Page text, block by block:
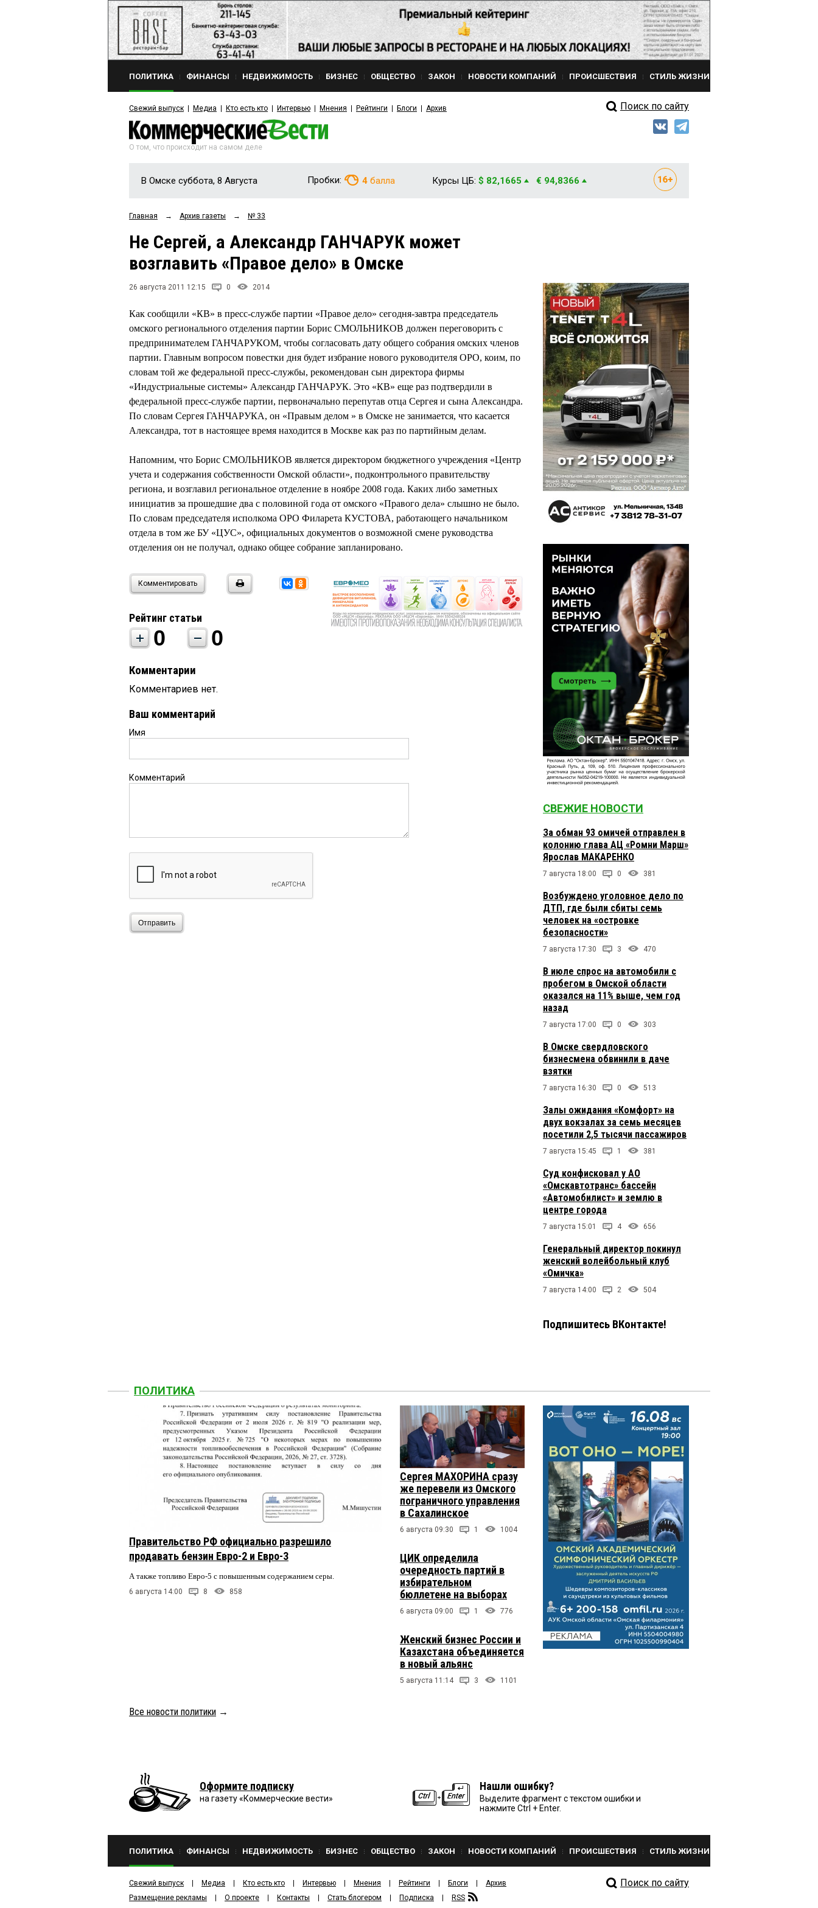
ПОЛИТИКА ФИНАНСЫ НЕДВИЖИМОСТЬ БИЗНЕС ОБЩЕСТВО ЗАКОН НОВОСТИ КОМПАНИЙ ПРОИСШЕСТВИЯ СТИЛЬ ЖИЗНИ
Свежий выпуск Медиа Кто есть кто Интервью Мнения Рейтинги Блоги Архив Поиск по сайту
О том, что происходит на самом деле
В Омске суббота, 8 Августа Пробки: 4 балла Курсы ЦБ: $ 82,1665 € 94,8366
Главная → Архив газеты → № 33
Не Сергей, а Александр ГАНЧАРУК может
возглавить «Правое дело» в Омске
26 августа 2011 12:15 0 2014
Как сообщили «КВ» в пресс-службе партии «Правое дело» сегодня-завтра председатель
омского регионального отделения партии Борис СМОЛЬНИКОВ должен переговорить с
предпринимателем ГАНЧАРУКОМ, чтобы согласовать дату общего собрания омских членов
партии. Главным вопросом повестки дня будет избрание нового руководителя ОРО, коим, по
словам той же федеральной пресс-службы, рекомендован сын директора фирмы
«Индустриальные системы» Александр ГАНЧАРУК. Это «КВ» еще раз подтвердили в
федеральной пресс-службе партии, первоначально перепутав отца Сергея и сына Александра.
По словам Сергея ГАНЧАРУКА, он «Правым делом » в Омске не занимается, что касается
Александра, тот в настоящее время находится в Москве как раз по партийным делам.
Напомним, что Борис СМОЛЬНИКОВ является директором бюджетного учреждения «Центр
учета и содержания собственности Омской области», подконтрольного правительству
региона, и возглавил региональное отделение в ноябре 2008 года. Каких либо заметных
инициатив за прошедшие два с половиной года от омского «Правого дела» слышно не было.
По словам председателя исполкома ОРО Филарета КУСТОВА, работающего начальником
отдела в том же БУ «ЦУС», официальных документов о возможной смене руководства
отделения он не получал, однако общее собрание запланировано.
Комментировать
Рейтинг статьи
0 0
Комментарии
Комментариев нет.
Ваш комментарий
Имя
Комментарий
Отправить
СВЕЖИЕ НОВОСТИ
За обман 93 омичей отправлен в
колонию глава АЦ «Ромни Марш»
Ярослав МАКАРЕНКО
7 августа 18:00 0 381
Возбуждено уголовное дело по
ДТП, где были сбиты семь
человек на «островке
безопасности»
7 августа 17:30 3 470
В июле спрос на автомобили с
пробегом в Омской области
оказался на 11% выше, чем год
назад
7 августа 17:00 0 303
В Омске свердловского
бизнесмена обвинили в даче
взятки
7 августа 16:30 0 513
Залы ожидания «Комфорт» на
двух вокзалах за семь месяцев
посетили 2,5 тысячи пассажиров
7 августа 15:45 1 381
Суд конфисковал у АО
«Омскавтотранс» бассейн
«Автомобилист» и землю в
центре города
7 августа 15:01 4 656
Генеральный директор покинул
женский волейбольный клуб
«Омичка»
7 августа 14:00 2 504
Подпишитесь ВКонтакте!
ПОЛИТИКА
Правительство РФ официально разрешило
продавать бензин Евро-2 и Евро-3
А также топливо Евро-5 с повышенным содержанием серы.
6 августа 14:00 8 858
Сергея МАХОРИНА сразу
же перевели из Омского
пограничного управления
в Сахалинское
6 августа 09:30 1 1004
ЦИК определила
очередность партий в
избирательном
бюллетене на выборах
6 августа 09:00 1 776
Женский бизнес России и
Казахстана объединяется
в новый альянс
5 августа 11:14 3 1101
Все новости политики →
Оформите подписку
на газету «Коммерческие вести»
Нашли ошибку?
Выделите фрагмент с текстом ошибки и
нажмите Ctrl + Enter.
ПОЛИТИКА ФИНАНСЫ НЕДВИЖИМОСТЬ БИЗНЕС ОБЩЕСТВО ЗАКОН НОВОСТИ КОМПАНИЙ ПРОИСШЕСТВИЯ СТИЛЬ ЖИЗНИ
Свежий выпуск Медиа Кто есть кто Интервью Мнения Рейтинги Блоги
Архив
Размещение рекламы
О проекте Контакты Стать блогером Подписка RSS
Поиск по сайту